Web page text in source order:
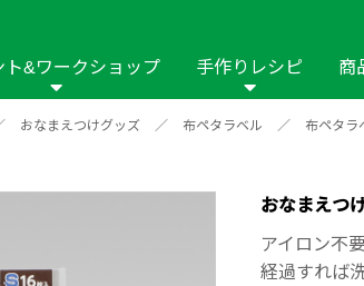
ト&ワークショップ 手作りレシピ
手芸
商
グ用品 はさみ ソーメニュ パ
作品本
おなまえつけグッズ ／ 布ペタラベル ／ 布ペタ
おなまえつ
アイロン不
経過すれば